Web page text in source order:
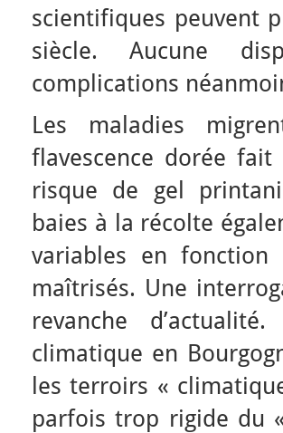
scientifiques peuvent
siècle. Aucune
complications
Les maladies
flavescence dorée fait
risque de gel
baies à la récolte
variables en
maîtrisés. Une
revanche
climatique en
les terroirs «
parfois trop rigide du